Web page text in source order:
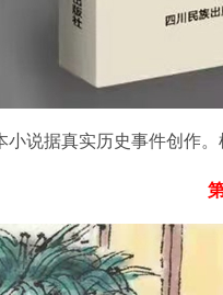
小说据真实历史事件创作